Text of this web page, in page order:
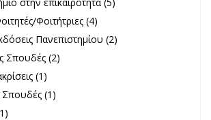
Φοιτητές/Φοιτήτριες filter
Φοιτήτριες (4)
filter
Εκδόσεις Πανεπιστημίου filter
Πανεπιστημίου (2)
Σπουδές filter
Σπουδές (2)
filter
(1)
Σπουδές filter
Σπουδές (1)
filter